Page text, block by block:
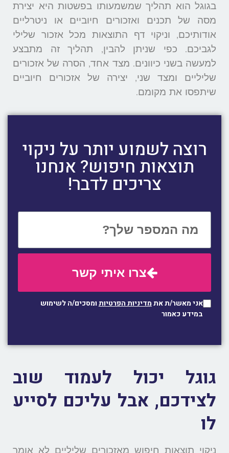
בגוגל הוא תהליך שמשמעותו בפשטות היא יצירת
מסה של תכנים ואזכורים חיוביים או ניטרליים
אודותיכם, וניקוי דף התוצאות מכל אזכור שלילי
לגביכם. כפי שניתן להבין, תהליך זה מתבצע
למעשה בשני כיוונים. מצד אחד, הסרה של אזכורים
שליליים ומצד שני, יצירה של אזכורים חיוביים
שיתפסו את מקומם.
רוצה לשמוע יותר על ניקוי
תוצאות חיפוש? אנחנו
צריכים לדבר!
צרו איתי קשר
אני מאשר/ת אתמדיניות הפרטיותומסכים/ה לשימוש
במידע כאמור
גוגל יכול לעמוד שוב
לצידכם, אבל עליכם לסייע
לו
ניקוי תוצאות חיפוש מאזכורים שליליים לא אומר